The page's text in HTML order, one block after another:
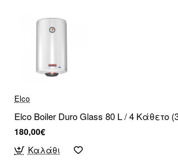
Elco
Elco Boiler Duro Glass 80 L / 4 Κάθετο
180,00€
Καλάθι